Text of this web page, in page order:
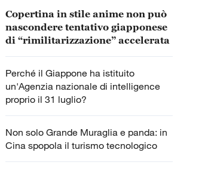
Copertina in stile anime non può
nascondere tentativo giapponese
di “rimilitarizzazione” accelerata
Perché il Giappone ha istituito
un'Agenzia nazionale di intelligence
proprio il 31 luglio?
Non solo Grande Muraglia e panda: in
Cina spopola il turismo tecnologico